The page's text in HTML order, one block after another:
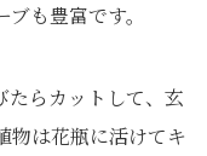
も豊富です。
たらカットして、玄
物は花瓶に活けてキ